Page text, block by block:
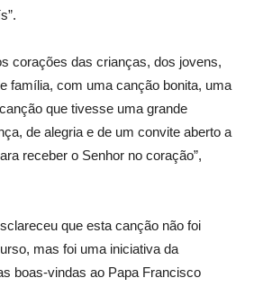
corações das crianças, dos jovens,
família, com uma canção bonita, uma
que tivesse uma grande
de alegria e de um convite aberto a
receber o Senhor no coração”,
que esta canção não foi
mas foi uma iniciativa da
boas-vindas ao Papa Francisco